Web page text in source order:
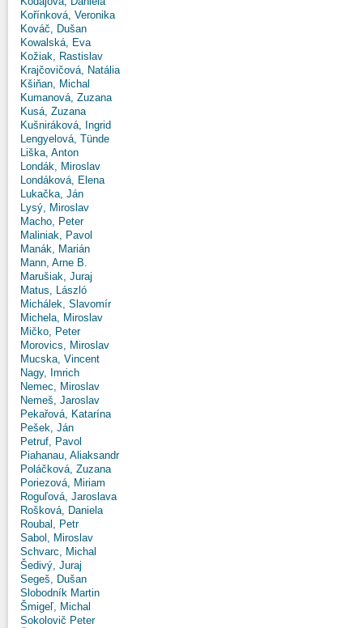
Kořínková, Veronika
Kováč, Dušan
Kowalská, Eva
Kožiak, Rastislav
Krajčovičová, Natália
Kšiňan, Michal
Kumanová, Zuzana
Kusá, Zuzana
Kušniráková, Ingrid
Lengyelová, Tünde
Liška, Anton
Londák, Miroslav
Londáková, Elena
Lukačka, Ján
Lysý, Miroslav
Macho, Peter
Maliniak, Pavol
Manák, Marián
Mann, Arne B.
Marušiak, Juraj
Matus, László
Michálek, Slavomír
Michela, Miroslav
Mičko, Peter
Morovics, Miroslav
Mucska, Vincent
Nagy, Imrich
Nemec, Miroslav
Nemeš, Jaroslav
Pekařová, Katarína
Pešek, Ján
Petruf, Pavol
Piahanau, Aliaksandr
Poláčková, Zuzana
Poriezová, Miriam
Roguľová, Jaroslava
Rošková, Daniela
Roubal, Petr
Sabol, Miroslav
Schvarc, Michal
Šedivý, Juraj
Segeš, Dušan
Slobodník Martin
Šmigeľ, Michal
Sokolovič Peter